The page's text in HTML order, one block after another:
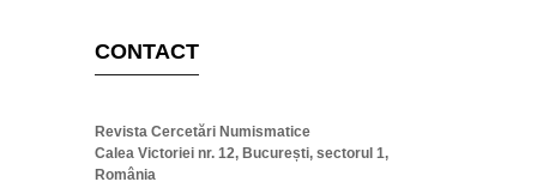
CONTACT
Revista Cercetări Numismatice
Calea Victoriei nr. 12, București, sectorul 1,
România